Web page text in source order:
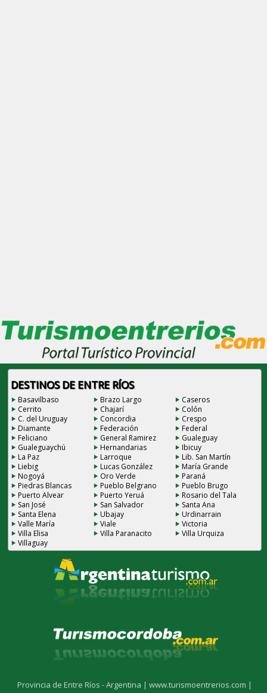
DESTINOS DE ENTRE RÍOS
Basavilbaso Brazo Largo
Caseros
Cerrito
Chajarí
Colón
C. del Uruguay
Concordia
Crespo
Diamante
Federación
Federal
Feliciano
General Ramirez
Gualeguay
Gualeguaychú
Hernandarias
Ibicuy
La Paz
Larroque
Lib. San Martín
Liebig
Lucas González
María Grande
Nogoyá
Oro Verde
Paraná
Piedras Blancas
Pueblo Belgrano
Pueblo Brugo
Puerto Alvear
Puerto Yeruá
Rosario del Tala
San José
San Salvador
Santa Ana
Santa Elena
Ubajay
Urdinarrain
Valle María
Viale
Victoria
Villa Elisa
Villa Paranacito
Villa Urquiza
Villaguay
Provincia de Entre Ríos - Argentina |www.turismoentrerios.com |